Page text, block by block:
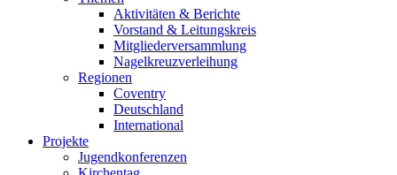
Aktivitäten & Berichte
Vorstand & Leitungskreis
Mitgliederversammlung
Nagelkreuzverleihung
Regionen
Coventry
Deutschland
International
Projekte
Jugendkonferenzen